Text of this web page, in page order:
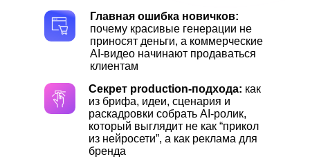
Главная ошибка новичков:
почему красивые генерации не
приносят деньги, а коммерческие
AI-видео начинают продаваться
клиентам
Секрет production-подхода: как
из брифа, идеи, сценария и
раскадровки собрать AI-ролик,
который выглядит не как “прикол
из нейросети”, а как реклама для
бренда